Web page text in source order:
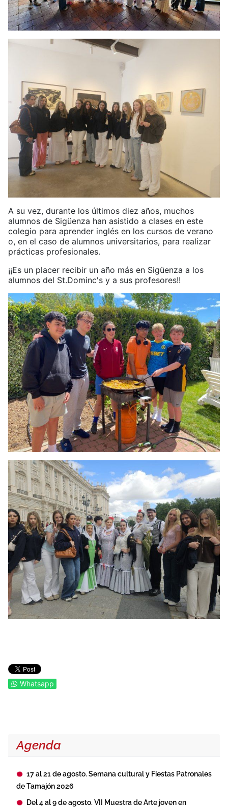
Agenda
17 al 21 de agosto. Semana cultural y Fiestas Patronales
de Tamajón 2026
Del 4 al 9 de agosto. VII Muestra de Arte joven en
A su vez, durante los últimos diez años, muchos
alumnos de Sigüenza han asistido a clases en este
colegio para aprender inglés en los cursos de verano
o, en el caso de alumnos universitarios, para realizar
prácticas profesionales.
¡¡Es un placer recibir un año más en Sigüenza a los
alumnos del St.Dominc's y a sus profesores!!
Whatsapp